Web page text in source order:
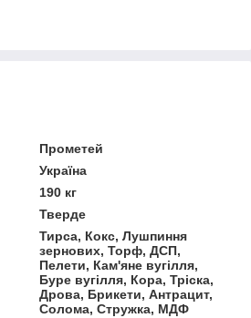
Прометей
Україна
190 кг
Тверде
Тирса, Кокс, Лушпиння
зернових, Торф, ДСП,
Пелети, Кам'яне вугілля,
Буре вугілля, Кора, Тріска,
Дрова, Брикети, Антрацит,
Солома, Стружка, МДФ